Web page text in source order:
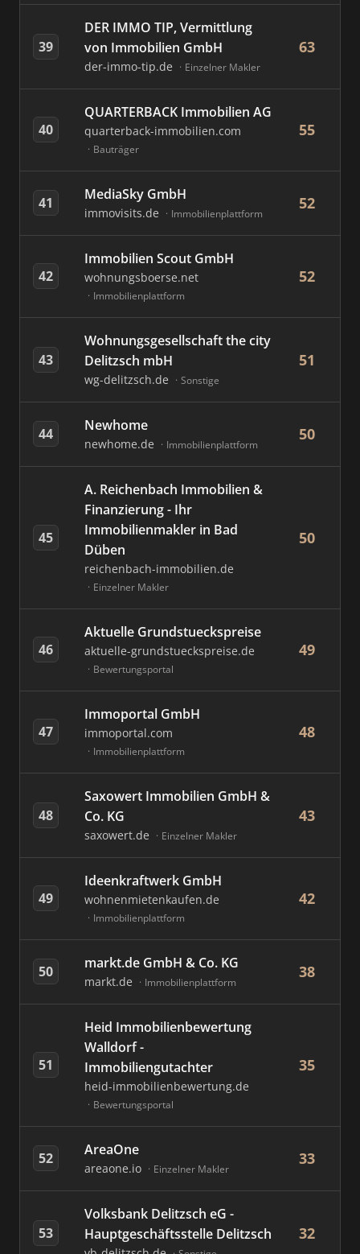
39
DER IMMO TIP, Vermittlung
von Immobilien GmbH
der-immo-tip.de Einzelner Makler
63
40
QUARTERBACK Immobilien AG
quarterback-immobilien.com
Bauträger
55
41 MediaSky GmbH
immovisits.de Immobilienplattform
52
42
Immobilien Scout GmbH
wohnungsboerse.net
Immobilienplattform
52
43
Wohnungsgesellschaft the city
Delitzsch mbH
wg-delitzsch.de Sonstige
51
44 Newhome
newhome.de Immobilienplattform
50
45
A. Reichenbach Immobilien &
Finanzierung - Ihr
Immobilienmakler in Bad
Düben
reichenbach-immobilien.de
Einzelner Makler
50
46
Aktuelle Grundstueckspreise
aktuelle-grundstueckspreise.de
Bewertungsportal
49
47
Immoportal GmbH
immoportal.com
Immobilienplattform
48
48
Saxowert Immobilien GmbH &
Co. KG
saxowert.de Einzelner Makler
43
49
Ideenkraftwerk GmbH
wohnenmietenkaufen.de
Immobilienplattform
42
50 markt.de GmbH & Co. KG
markt.de Immobilienplattform
38
51
Heid Immobilienbewertung
Walldorf -
Immobiliengutachter
heid-immobilienbewertung.de
Bewertungsportal
35
52 AreaOne
areaone.io Einzelner Makler
33
53
Volksbank Delitzsch eG -
Hauptgeschäftsstelle Delitzsch
32